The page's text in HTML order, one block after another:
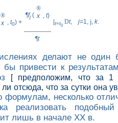
®
x
t0) +
¶fj(
®
x
t)
¶t
|t=t0
Dt, j=1, ј, k.
делают не один
привести к
[ предположим, что за 1
отсюда, что за сутки она
формулам, несколько
реализовать
лишь в начале XX в.